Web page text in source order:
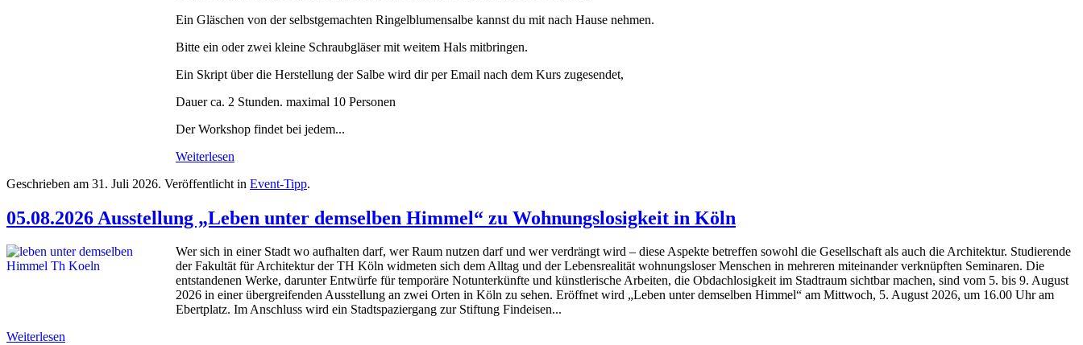
Ein Gläschen von der selbstgemachten Ringelblumensalbe kannst du mit nach Hause nehmen.
Bitte ein oder zwei kleine Schraubgläser mit weitem Hals mitbringen.
Ein Skript über die Herstellung der Salbe wird dir per Email nach dem Kurs zugesendet,
Dauer ca. 2 Stunden. maximal 10 Personen
Der Workshop findet bei jedem...
Weiterlesen
Geschrieben am 31. Juli 2026. Veröffentlicht in Event-Tipp.
05.08.2026 Ausstellung „Leben unter demselben Himmel“ zu Wohnungslosigkeit in Köln
Wer sich in einer Stadt wo aufhalten darf, wer Raum nutzen darf und wer verdrängt wird – diese Aspekte betreffen sowohl die Gesellschaft als auch die Architektur. Studierende
der Fakultät für Architektur der TH Köln widmeten sich dem Alltag und der Lebensrealität wohnungsloser Menschen in mehreren miteinander verknüpften Seminaren. Die
entstandenen Werke, darunter Entwürfe für temporäre Notunterkünfte und künstlerische Arbeiten, die Obdachlosigkeit im Stadtraum sichtbar machen, sind vom 5. bis 9. August
2026 in einer übergreifenden Ausstellung an zwei Orten in Köln zu sehen. Eröffnet wird „Leben unter demselben Himmel“ am Mittwoch, 5. August 2026, um 16.00 Uhr am
Ebertplatz. Im Anschluss wird ein Stadtspaziergang zur Stiftung Findeisen...
Weiterlesen